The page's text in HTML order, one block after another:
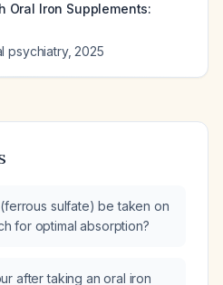
Oral Iron Supplements:
psychiatry, 2025
sulfate) be taken on
for optimal absorption?
after taking an oral iron